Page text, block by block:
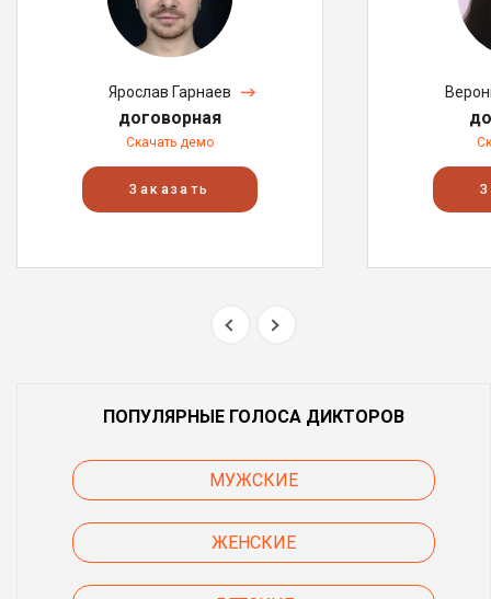
Ярослав Гарнаев
договорная
Скачать демо
Заказать
ПОПУЛЯРНЫЕ ГОЛОСА ДИКТОРОВ
МУЖСКИЕ
ЖЕНСКИЕ